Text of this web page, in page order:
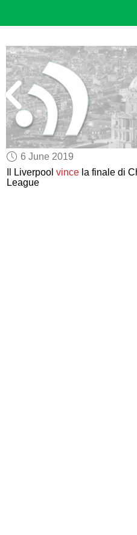
6 June 2019
Il Liverpoolvince la finale di
League